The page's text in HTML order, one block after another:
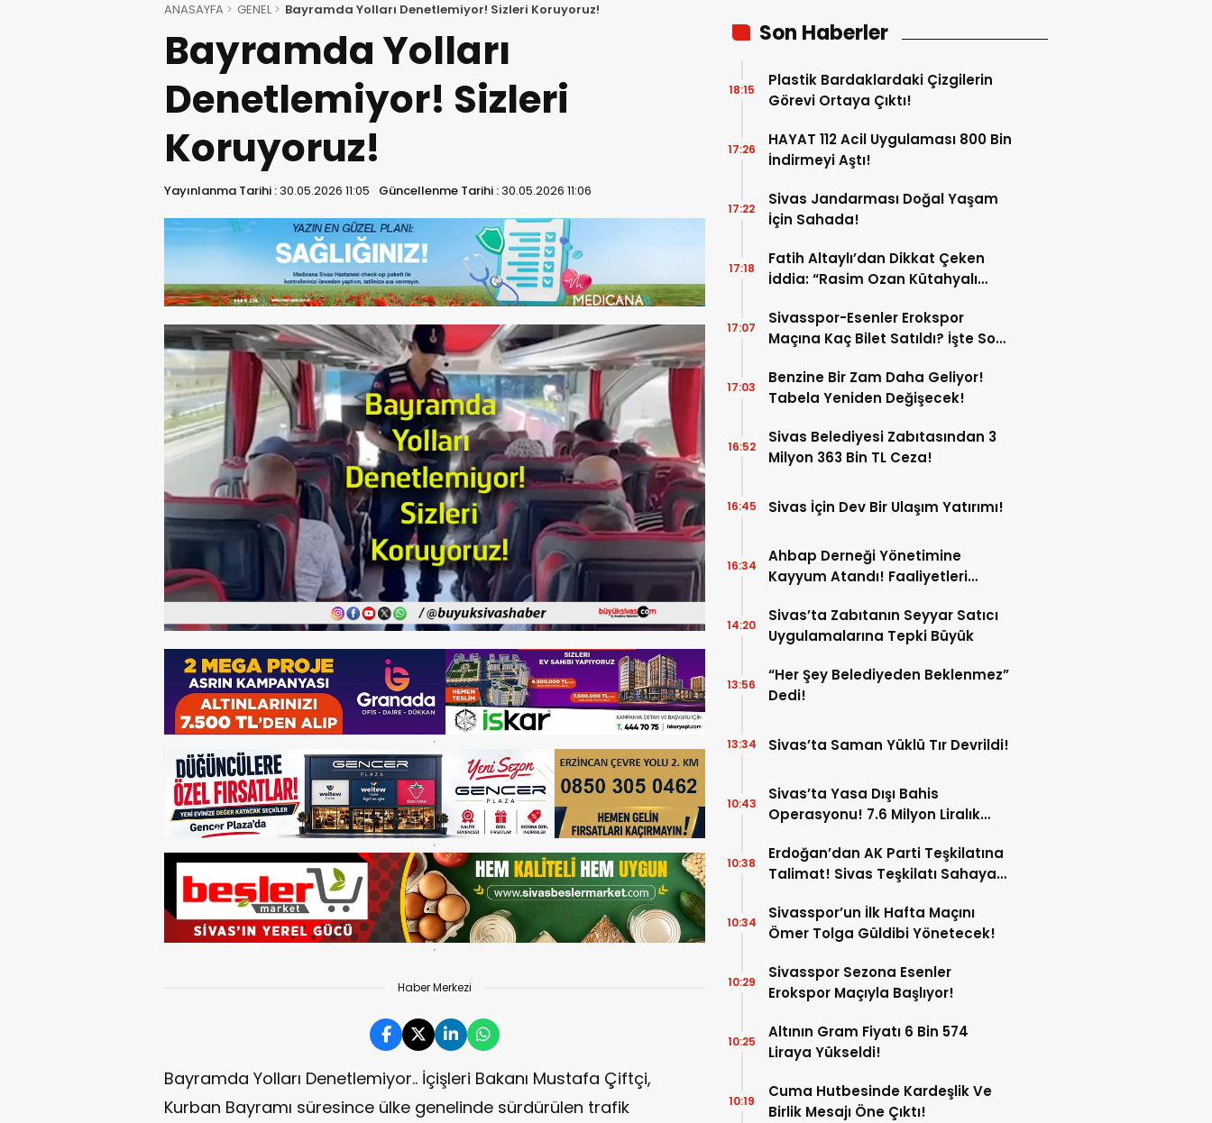
ANASAYFA GENEL Bayramda Yolları Denetlemiyor! Sizleri Koruyoruz!
Bayramda Yolları
Denetlemiyor! Sizleri
Koruyoruz!
Yayınlanma Tarihi :30.05.2026 11:05 Güncellenme Tarihi :30.05.2026 11:06
Haber Merkezi
Bayramda Yolları Denetlemiyor.. İçişleri Bakanı Mustafa Çiftçi,
Kurban Bayramı süresince ülke genelinde sürdürülen trafik
Son Haberler
Plastik Bardaklardaki Çizgilerin
Görevi Ortaya Çıktı!
18:15
HAYAT 112 Acil Uygulaması 800 Bin
İndirmeyi Aştı!
17:26
Sivas Jandarması Doğal Yaşam
İçin Sahada!
17:22
Fatih Altaylı’dan Dikkat Çeken
İddia: “Rasim Ozan Kütahyalı
17:18
Sivasspor-Esenler Erokspor
Maçına Kaç Bilet Satıldı? İşte Son
17:07
Benzine Bir Zam Daha Geliyor!
Tabela Yeniden Değişecek!
17:03
Sivas Belediyesi Zabıtasından 3
Milyon 363 Bin TL Ceza!
16:52
Sivas İçin Dev Bir Ulaşım Yatırımı!
16:45
Ahbap Derneği Yönetimine
Kayyum Atandı! Faaliyetleri
16:34
Sivas’ta Zabıtanın Seyyar Satıcı
Uygulamalarına Tepki Büyük
14:20
“Her Şey Belediyeden Beklenmez”
Dedi!
13:56
Sivas’ta Saman Yüklü Tır Devrildi!
13:34
Sivas’ta Yasa Dışı Bahis
Operasyonu! 7.6 Milyon Liralık
10:43
Erdoğan’dan AK Parti Teşkilatına
Talimat! Sivas Teşkilatı Sahaya
10:38
Sivasspor’un İlk Hafta Maçını
Ömer Tolga Güldibi Yönetecek!
10:34
Sivasspor Sezona Esenler
Erokspor Maçıyla Başlıyor!
10:29
Altının Gram Fiyatı 6 Bin 574
Liraya Yükseldi!
10:25
Cuma Hutbesinde Kardeşlik Ve
Birlik Mesajı Öne Çıktı!
10:19